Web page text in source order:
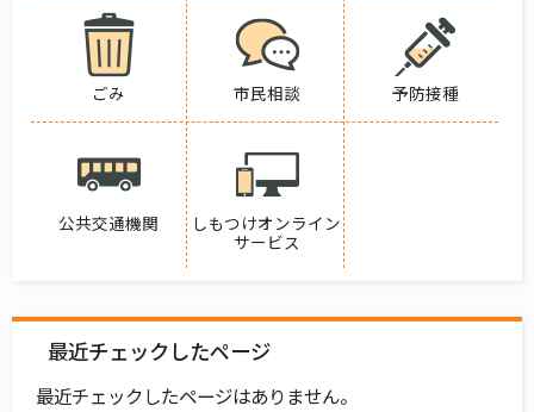
ごみ 市民相談 予防接種
公共交通機関
しもつけオンライン
サービス
最近チェックしたページ
最近チェックしたページはありません。